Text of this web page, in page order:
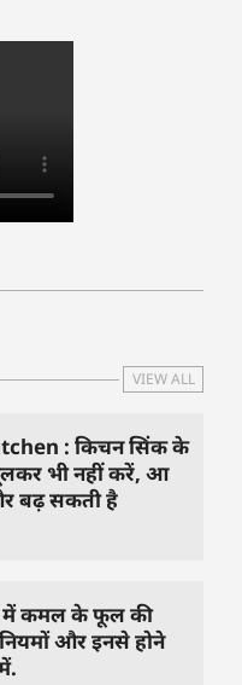
VIEW ALL
: किचन सिंक के
भी नहीं करें, आ
बढ़ सकती है
में कमल के फूल की
और इनसे होने